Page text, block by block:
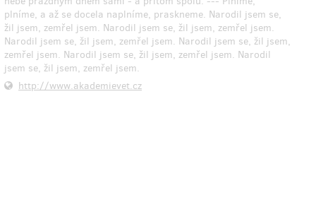
plníme, a až se docela naplníme, praskneme. Narodil jsem se,
žil jsem, zemřel jsem. Narodil jsem se, žil jsem, zemřel jsem.
Narodil jsem se, žil jsem, zemřel jsem. Narodil jsem se, žil jsem,
zemřel jsem. Narodil jsem se, žil jsem, zemřel jsem. Narodil
jsem se, žil jsem, zemřel jsem.
http://www.akademievet.cz